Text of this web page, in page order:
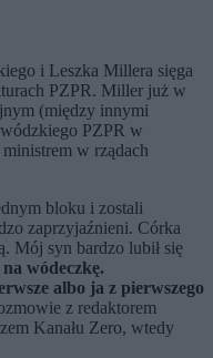
i Leszka Millera sięga
PZPR. Miller już w
(między innymi
PZPR w
w rządach
bloku i zostali
zaprzyjaźnieni. Córka
Mój syn bardzo lubił się
wódeczkę.
albo ja z pierwszego
z redaktorem
Kanału Zero, wtedy